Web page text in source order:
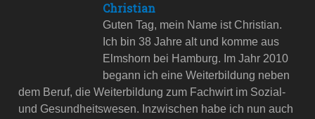
Christian
Guten Tag, mein Name ist Christian.
Ich bin 38 Jahre alt und komme aus
Elmshorn bei Hamburg. Im Jahr 2010
begann ich eine Weiterbildung neben
dem Beruf, die Weiterbildung zum Fachwirt im Sozial-
und Gesundheitswesen. Inzwischen habe ich nun auch